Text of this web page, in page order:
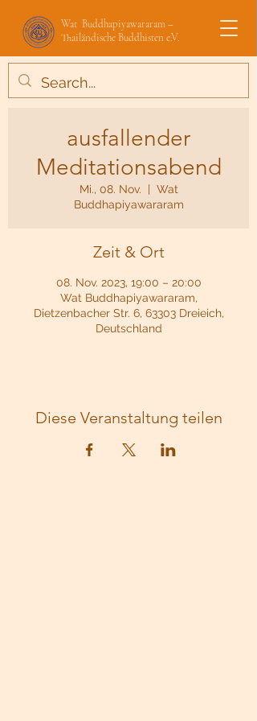
Wat Buddhapiyawararam –
Thailändische Buddhisten e.V.
ausfallender
Meditationsabend
Mi., 08. Nov.
  |
Wat
Buddhapiyawararam
Zeit & Ort
08. Nov. 2023, 19:00 – 20:00
Wat Buddhapiyawararam,
Dietzenbacher Str. 6, 63303 Dreieich,
Deutschland
Diese Veranstaltung teilen